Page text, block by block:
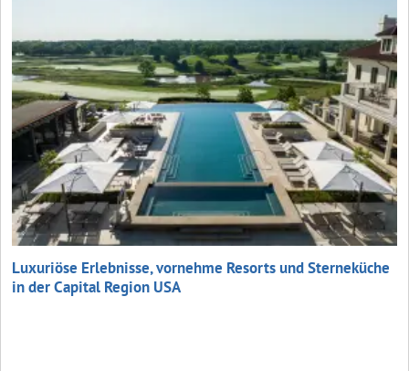
Luxuriöse Erlebnisse, vornehme Resorts und Sterneküche
in der Capital Region USA